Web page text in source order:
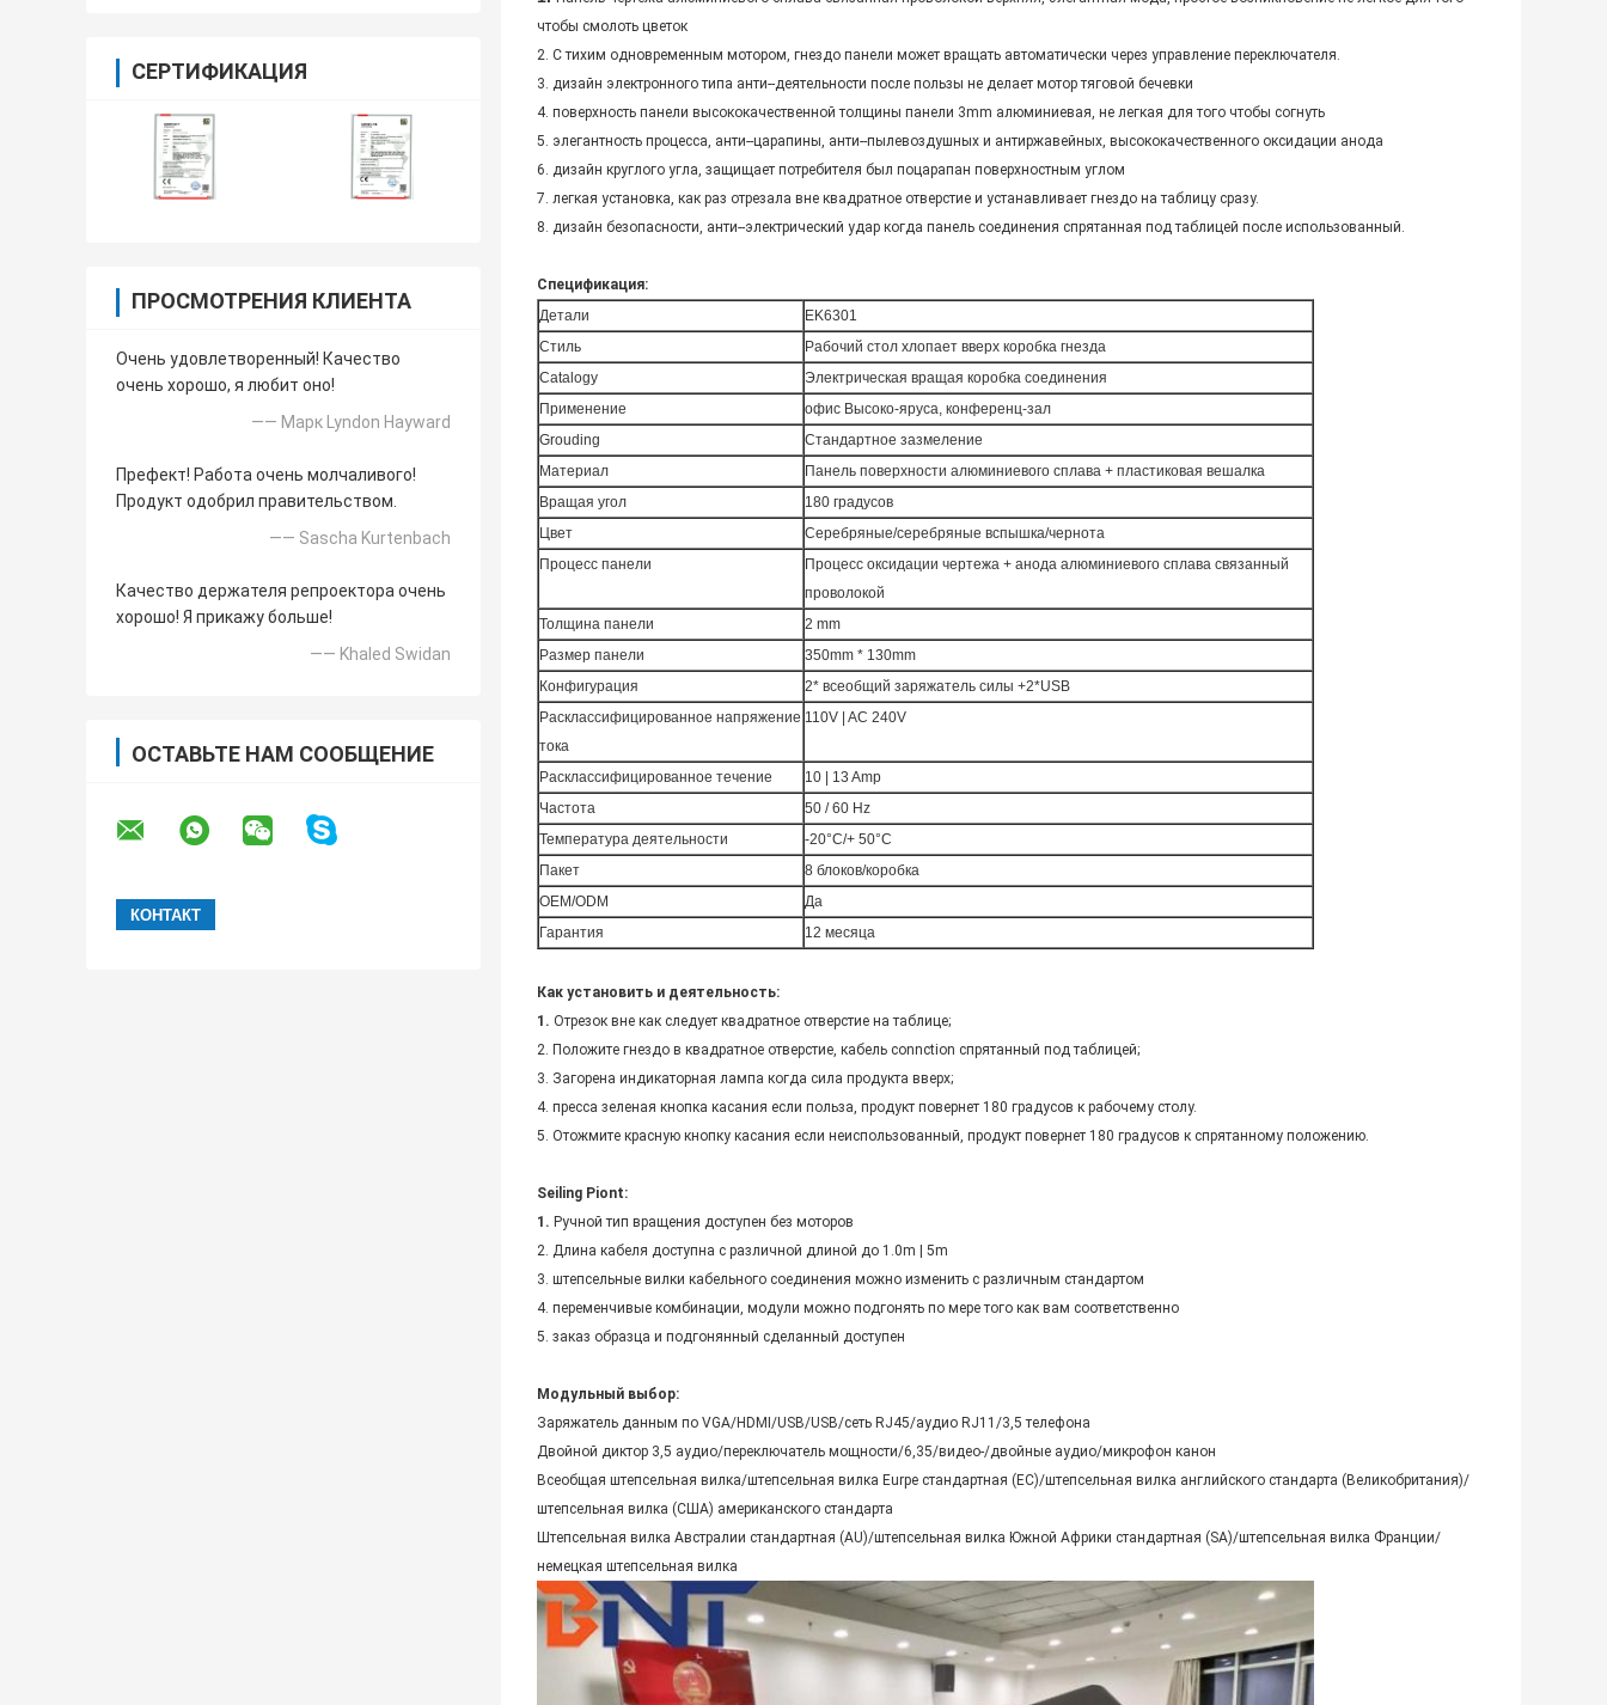
СЕРТИФИКАЦИЯ
ПРОСМОТРЕНИЯ КЛИЕНТА
Очень удовлетворенный! Качество
очень хорошо, я любит оно!
—— Марк Lyndon Hayward
Префект! Работа очень молчаливого!
Продукт одобрил правительством.
—— Sascha Kurtenbach
Качество держателя репроектора очень
хорошо! Я прикажу больше!
—— Khaled Swidan
ОСТАВЬТЕ НАМ СООБЩЕНИЕ
чтобы смолоть цветок
2. С тихим одновременным мотором, гнездо панели может вращать автоматически через управление переключателя.
3. дизайн электронного типа анти--деятельности после пользы не делает мотор тяговой бечевки
4. поверхность панели высококачественной толщины панели 3mm алюминиевая, не легкая для того чтобы согнуть
5. элегантность процесса, анти--царапины, анти--пылевоздушных и антиржавейных, высококачественного оксидации анода
6. дизайн круглого угла, защищает потребителя был поцарапан поверхностным углом
7. легкая установка, как раз отрезала вне квадратное отверстие и устанавливает гнездо на таблицу сразу.
8. дизайн безопасности, анти--электрический удар когда панель соединения спрятанная под таблицей после использованный.
Спецификация:
Детали
EK6301
Стиль
Рабочий стол хлопает вверх коробка гнезда
Catalogy
Электрическая вращая коробка соединения
Применение
офис Высоко-яруса, конференц-зал
Grouding
Стандартное зазмеление
Материал
Панель поверхности алюминиевого сплава + пластиковая вешалка
Вращая угол
180 градусов
Цвет
Серебряные/серебряные вспышка/чернота
Процесс панели
Процесс оксидации чертежа + анода алюминиевого сплава связанный
проволокой
Толщина панели
2 mm
Размер панели
350mm * 130mm
Конфигурация
2* всеобщий заряжатель силы +2*USB
Расклассифицированное напряжение
тока
110V | AC 240V
Расклассифицированное течение
10 | 13 Amp
Частота
50 / 60 Hz
Температура деятельности
-20°C/+ 50°C
Пакет
8 блоков/коробка
OEM/ODM
Да
Гарантия
12 месяца
Как установить и деятельность:
1. Отрезок вне как следует квадратное отверстие на таблице;
2. Положите гнездо в квадратное отверстие, кабель connction спрятанный под таблицей;
3. Загорена индикаторная лампа когда сила продукта вверх;
4. пресса зеленая кнопка касания если польза, продукт повернет 180 градусов к рабочему столу.
5. Отожмите красную кнопку касания если неиспользованный, продукт повернет 180 градусов к спрятанному положению.
Seiling Piont:
1. Ручной тип вращения доступен без моторов
2. Длина кабеля доступна с различной длиной до 1.0m | 5m
3. штепсельные вилки кабельного соединения можно изменить с различным стандартом
4. переменчивые комбинации, модули можно подгонять по мере того как вам соответственно
5. заказ образца и подгонянный сделанный доступен
Модульный выбор:
Заряжатель данным по VGA/HDMI/USB/USB/сеть RJ45/аудио RJ11/3,5 телефона
Двойной диктор 3,5 аудио/переключатель мощности/6,35/видео-/двойные аудио/микрофон канон
Всеобщая штепсельная вилка/штепсельная вилка Eurpe стандартная (ЕС)/штепсельная вилка английского стандарта (Великобритания)/
штепсельная вилка (США) американского стандарта
Штепсельная вилка Австралии стандартная (AU)/штепсельная вилка Южной Африки стандартная (SA)/штепсельная вилка Франции/
немецкая штепсельная вилка